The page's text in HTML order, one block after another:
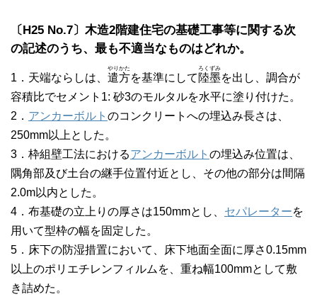
〔H25 No.7〕木造2階建住宅の基礎工事等に関する次
の記述のうち、最も不適当なものはどれか。
1．天端ならしは、 遣
やり
方
かた
を基準にして 陸
ろく
墨
ずみ
を出し、調合が
容積比でセメント1: 砂3のモルタルを水平に塗り付けた。
2． アンカーボルト のコンクリートへの埋込み長さは、
250mm以上とした。
3．枠組壁工法におけるアンカーボルト の埋込み位置は、
隅角部及び土台の継手位置付近とし、その他の部分は間隔
2.0m以内とした。
4．布基礎の立上りの厚さは150mmとし、 セパレーターを
用いて型枠の幅を固定した。
5．床下の防湿措置において、床下地面全面に厚さ0.15mm
以上のポリエチレンフィルムを、重ね幅100mmとして敷
き詰めた。